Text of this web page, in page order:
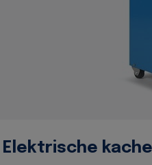
Elektrische